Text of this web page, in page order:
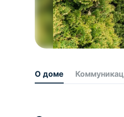
О доме